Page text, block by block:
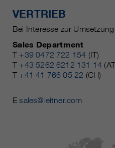
VERTRIEB
Bei Interesse zur
Sales Department
T +39 0472 722 154 (IT)
T +43 5262 6212 131 14
T +41 41 766 05 22 (CH)
Esales@leitner.com